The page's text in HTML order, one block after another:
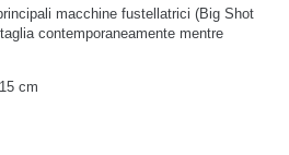
macchine fustellatrici (Big Shot
contemporaneamente mentre
cm